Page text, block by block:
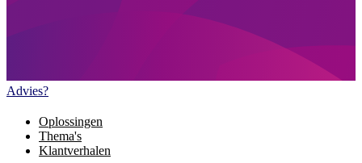
Advies?
Oplossingen
Thema's
Klantverhalen